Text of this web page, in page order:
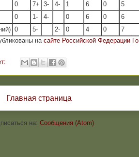
0 7+ 3- 4- 1 6 0
5
0 1- 4- 0 6 0
6
0 5- 2- 0 4 0
7
на сайте Российской Федерации Го
Главная страница
на: Сообщения (Atom)